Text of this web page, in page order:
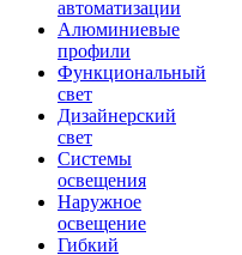
автоматизации
Алюминиевые
профили
Функциональный
свет
Дизайнерский
свет
Системы
освещения
Наружное
освещение
Гибкий